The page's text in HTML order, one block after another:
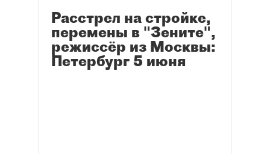
Расстрел на стройке,
перемены в "Зените",
режиссёр из Москвы:
Петербург 5 июня